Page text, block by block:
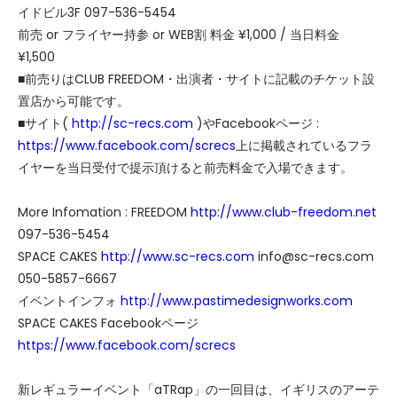
イドビル3F 097-536-5454
前売 or フライヤー持参 or WEB割 料金 ¥1,000 / 当日料金
¥1,500
■前売りはCLUB FREEDOM・出演者・サイトに記載のチケット設
置店から可能です。
■サイト( http://sc-recs.com )やFacebookページ :
https://www.facebook.com/screcs上に掲載されているフラ
イヤーを当日受付で提示頂けると前売料金で入場できます。
More Infomation : FREEDOM http://www.club-freedom.net
097-536-5454
SPACE CAKES http://www.sc-recs.com info@sc-recs.com
050-5857-6667
イベントインフォ http://www.pastimedesignworks.com
SPACE CAKES Facebookページ
https://www.facebook.com/screcs
新レギュラーイベント「aTRap」の一回目は、イギリスのアーテ